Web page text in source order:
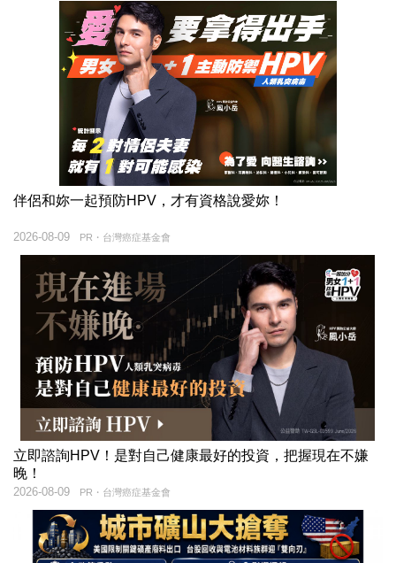
伴侶和妳一起預防HPV，才有資格說愛妳！
PR・台灣癌症基金會
2026-08-09
立即諮詢HPV！是對自己健康最好的投資，把握現在不嫌
晚！
PR・台灣癌症基金會
2026-08-09